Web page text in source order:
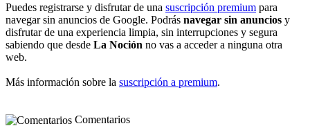
Puedes registrarse y disfrutar de una suscripción premium para
navegar sin anuncios de Google. Podrás navegar sin anuncios y
disfrutar de una experiencia limpia, sin interrupciones y segura
sabiendo que desde La Noción no vas a acceder a ninguna otra
web.
Más información sobre la suscripción a premium.
Comentarios